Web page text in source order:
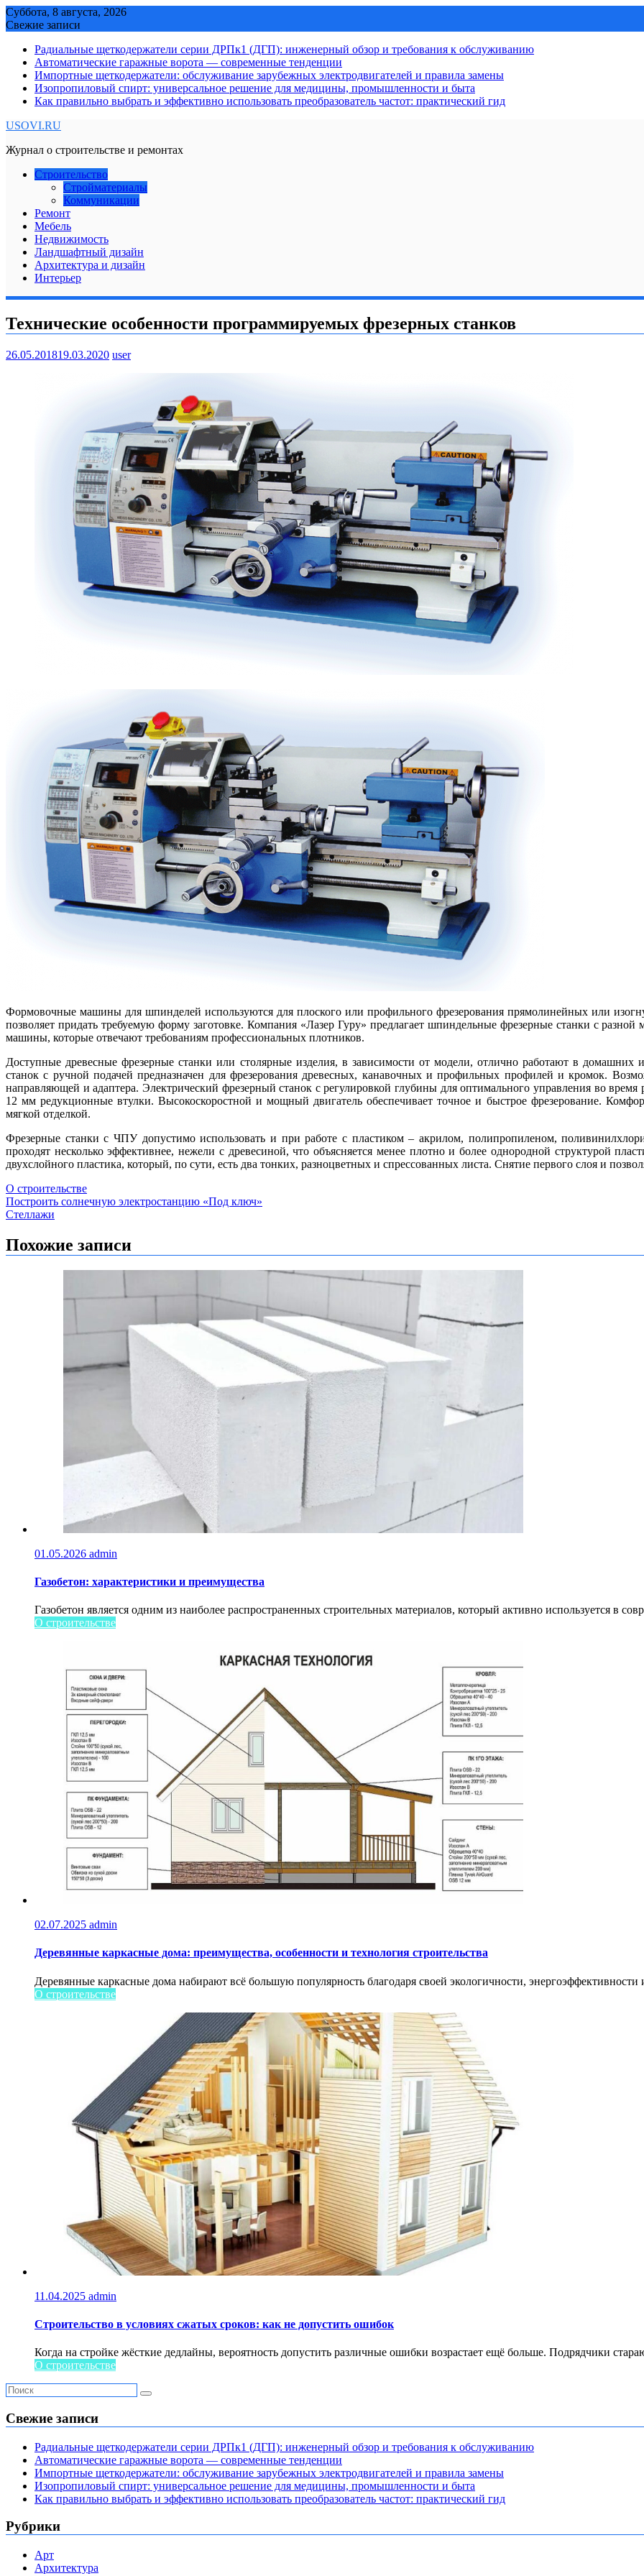
Skip
to
Суббота, 8 августа, 2026
Свежие записи
Радиальные щеткодержатели серии ДРПк1 (ДГП): инженерный обзор и требования к обслуживанию
Автоматические гаражные ворота — современные тенденции
Импортные щеткодержатели: обслуживание зарубежных электродвигателей и правила замены
Изопропиловый спирт: универсальное решение для медицины, промышленности и быта
Как правильно выбрать и эффективно использовать преобразователь частот: практический гид
USOVI.RU
Журнал о строительстве и ремонтах
Строительство
Стройматериалы
Коммуникации
Ремонт
Мебель
Недвижимость
Ландшафтный дизайн
Архитектура и дизайн
Интерьер
Технические особенности программируемых фрезерных станков
26.05.201819.03.2020 user
Формовочные машины для шпинделей используются для плоского или профильного фрезерования прямолинейных или
позволяет придать требуемую форму заготовке. Компания «Лазер Гуру» предлагает шпиндельные фрезерные станки с
машины, которые отвечают требованиям профессиональных плотников.
Доступные древесные фрезерные станки или столярные изделия, в зависимости от модели, отлично работают в
станок с ручной подачей предназначен для фрезерования древесных, канавочных и профильных профилей и кромок.
направляющей и адаптера. Электрический фрезерный станок с регулировкой глубины для оптимального управления во
12 мм редукционные втулки. Высокоскоростной и мощный двигатель обеспечивает точное и быстрое фрезерование.
мягкой отделкой.
Фрезерные станки с ЧПУ допустимо использовать и при работе с пластиком – акрилом, полипропиленом,
проходят несколько эффективнее, нежели с древесиной, что объясняется менее плотно и более однородной структурой
двухслойного пластика, который, по сути, есть два тонких, разноцветных и спрессованных листа. Снятие первого слоя и
О строительстве
Навигация
по
записям
Построить солнечную электростанцию «Под ключ»
Стеллажи
Похожие записи
01.05.2026 admin
Газобетон: характеристики и преимущества
Газобетон является одним из наиболее распространенных строительных материалов, который активно используется в
О строительстве
02.07.2025 admin
Деревянные каркасные дома: преимущества, особенности и технология строительства
Деревянные каркасные дома набирают всё большую популярность благодаря своей экологичности, энергоэффективности
О строительстве
11.04.2025 admin
Строительство в условиях сжатых сроков: как не допустить ошибок
Когда на стройке жёсткие дедлайны, вероятность допустить различные ошибки возрастает ещё больше. Подрядчики
О строительстве
Свежие записи
Радиальные щеткодержатели серии ДРПк1 (ДГП): инженерный обзор и требования к обслуживанию
Автоматические гаражные ворота — современные тенденции
Импортные щеткодержатели: обслуживание зарубежных электродвигателей и правила замены
Изопропиловый спирт: универсальное решение для медицины, промышленности и быта
Как правильно выбрать и эффективно использовать преобразователь частот: практический гид
Рубрики
Арт
Архитектура